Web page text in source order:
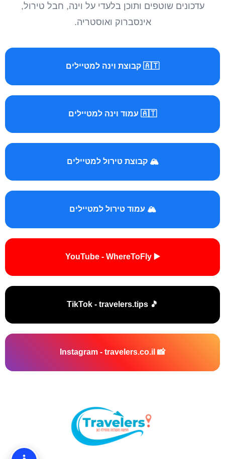
עדכונים שוטפים ותוכן בלעדי על וינה, חבל טירול,
אינסברוק ואוסטריה.
🇦🇹 קבוצת וינה למטיילים
🇦🇹 עמוד וינה למטיילים
🏔️ קבוצת טירול למטיילים
🏔️ עמוד טירול למטיילים
▶️ YouTube - WhereToFly
🎵 TikTok - travelers.tips
📸 Instagram - travelers.co.il